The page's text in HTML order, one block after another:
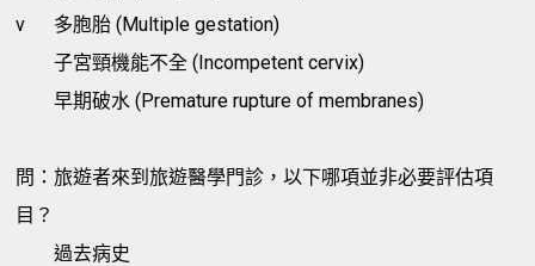
v
多胞胎 (Multiple gestation)
子宮頸機能不全 (Incompetent cervix)
早期破水 (Premature rupture of membranes)
問：旅遊者來到旅遊醫學門診，以下哪項並非必要評估項
目？
過去病史